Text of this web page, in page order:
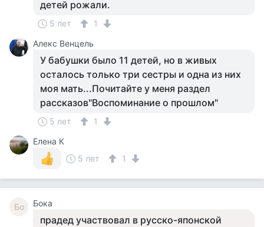
детей рожали.
5 лет
1
Алекс Венцель
У бабушки было 11 детей, но в живых
осталось только три сестры и одна из них
моя мать...Почитайте у меня раздел
рассказов"Воспоминание о прошлом"
5 лет
1
Елена К
5 лет
1
Бо Бока
прадед участвовал в русско-японской